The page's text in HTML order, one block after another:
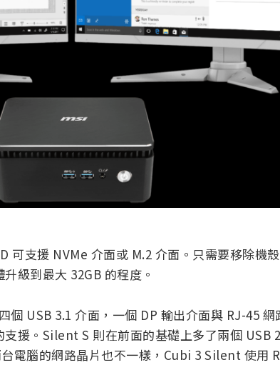
可支援 NVMe 介面或 M.2 介面。只需要移除機
級到最大 32GB 的程度。
USB 3.1 介面，一個 DP 輸出介面與 RJ-45 網
援。Silent S 則在前面的基礎上多了兩個 USB
電腦的網路晶片也不一樣，Cubi 3 Silent 使用